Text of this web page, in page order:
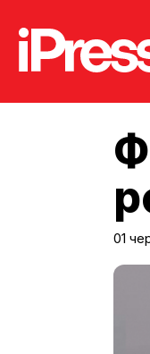
01